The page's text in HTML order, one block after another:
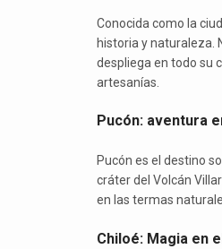
Conocida como la
historia y naturaleza.
despliega en todo su
artesanías.
Pucón: aventura
Pucón es el destino
cráter del Volcán
en las termas
Chiloé: Magia en